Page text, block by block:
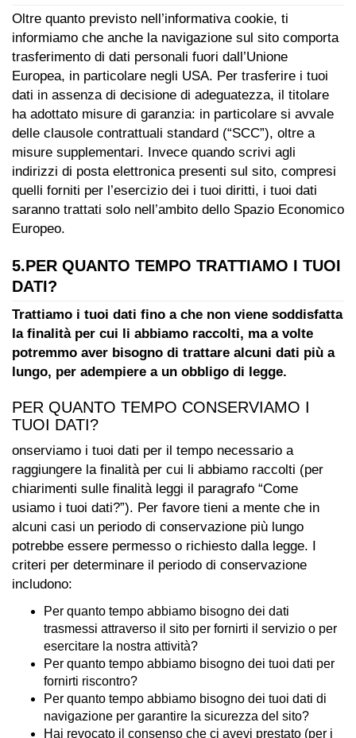
Oltre quanto previsto nell’informativa cookie, ti
informiamo che anche la navigazione sul sito comporta
trasferimento di dati personali fuori dall’Unione
Europea, in particolare negli USA. Per trasferire i tuoi
dati in assenza di decisione di adeguatezza, il titolare
ha adottato misure di garanzia: in particolare si avvale
delle clausole contrattuali standard (“SCC”), oltre a
misure supplementari. Invece quando scrivi agli
indirizzi di posta elettronica presenti sul sito, compresi
quelli forniti per l’esercizio dei i tuoi diritti, i tuoi dati
saranno trattati solo nell’ambito dello Spazio Economico
Europeo.
5.PER QUANTO TEMPO TRATTIAMO I TUOI
DATI?
Trattiamo i tuoi dati fino a che non viene soddisfatta
la finalità per cui li abbiamo raccolti, ma a volte
potremmo aver bisogno di trattare alcuni dati più a
lungo, per adempiere a un obbligo di legge.
PER QUANTO TEMPO CONSERVIAMO I
TUOI DATI?
onserviamo i tuoi dati per il tempo necessario a
raggiungere la finalità per cui li abbiamo raccolti (per
chiarimenti sulle finalità leggi il paragrafo “Come
usiamo i tuoi dati?”). Per favore tieni a mente che in
alcuni casi un periodo di conservazione più lungo
potrebbe essere permesso o richiesto dalla legge. I
criteri per determinare il periodo di conservazione
includono:
Per quanto tempo abbiamo bisogno dei dati
trasmessi attraverso il sito per fornirti il servizio o per
esercitare la nostra attività?
Per quanto tempo abbiamo bisogno dei tuoi dati per
fornirti riscontro?
Per quanto tempo abbiamo bisogno dei tuoi dati di
navigazione per garantire la sicurezza del sito?
Hai revocato il consenso che ci avevi prestato (per i